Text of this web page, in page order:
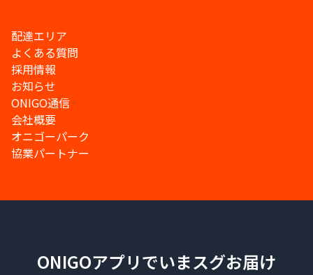
配達エリア
よくある質問
採用情報
お知らせ
ONIGO通信
会社概要
オニゴーパーク
協業パートナー
ONIGOアプリでいまスグお届け